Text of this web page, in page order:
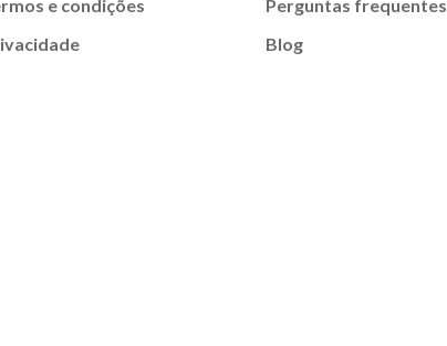
e condições
Perguntas frequentes
Blog